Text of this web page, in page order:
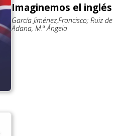
Imaginemos el inglés
García Jiménez,Francisco; Ruiz de
Adana, M.ª Ángela